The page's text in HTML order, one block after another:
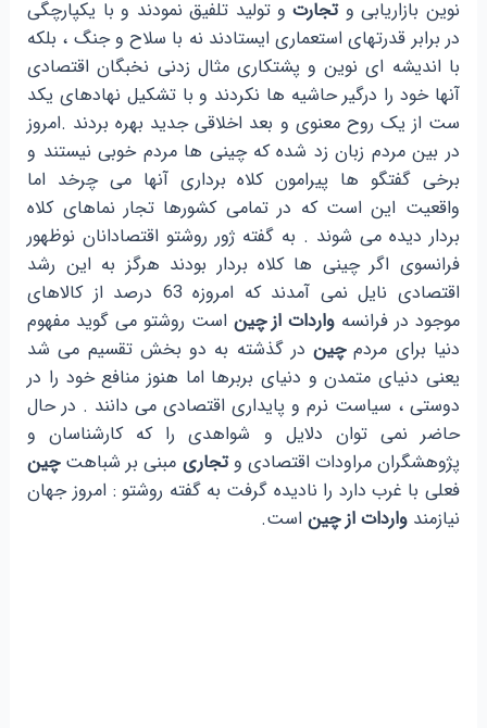
نوین بازاریابی وتجارتو تولید تلفیق نمودند و با یکپارچگی
در برابر قدرتهای استعماری ایستادند نه با سلاح و جنگ ، بلکه
با اندیشه ای نوین و پشتکاری مثال زدنی نخبگان اقتصادی
آنها خود را درگیر حاشیه ها نکردند و با تشکیل نهادهای یکد
ست از یک روح معنوی و بعد اخلاقی جدید بهره بردند .امروز
در بین مردم زبان زد شده که چینی ها مردم خوبی نیستند و
برخی گفتگو ها پیرامون کلاه برداری آنها می چرخد اما
واقعیت این است که در تمامی کشورها تجار نماهای کلاه
بردار دیده می شوند . به گفته ژور روشتو اقتصادانان نوظهور
فرانسوی اگر چینی ها کلاه بردار بودند هرگز به این رشد
اقتصادی نایل نمی آمدند که امروزه 63 درصد از کالاهای
موجود در فرانسه واردات از چین است روشتو می گوید مفهوم
دنیا برای مردمچیندر گذشته به دو بخش تقسیم می شد
یعنی دنیای متمدن و دنیای بربرها اما هنوز منافع خود را در
دوستی ، سیاست نرم و پایداری اقتصادی می دانند . در حال
حاضر نمی توان دلایل و شواهدی را که کارشناسان و
پژوهشگران مراودات اقتصادی وتجاری مبنی بر شباهتچین
فعلی با غرب دارد را نادیده گرفت به گفته روشتو : امروز جهان
نیازمندواردات از چین است.